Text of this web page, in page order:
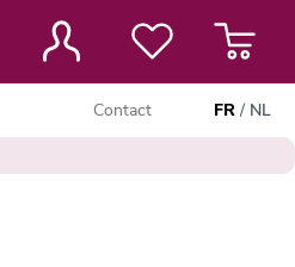
Contact FR / NL